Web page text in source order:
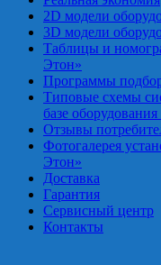
2D модели
3D модели
Таблицы и
Этон»
Программы
Типовые схемы
базе
Отзывы
Фотогалерея
Этон»
Доставка
Гарантия
Сервисный центр
Контакты